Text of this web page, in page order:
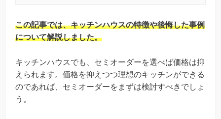
この記事では、キッチンハウスの特徴や後悔した事例
について解説しました。
キッチンハウスでも、セミオーダーを選べば価格は抑
えられます。価格を抑えつつ理想のキッチンができる
のであれば、セミオーダーをまずは検討すべきでしょ
う。